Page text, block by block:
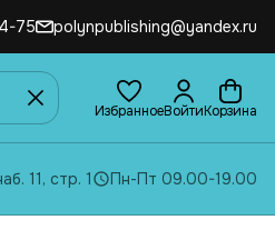
75 polynpublishing@yandex.ru
ИзбранноеВойтиКорзина
11, стр. 1 Пн-Пт 09.00-19.00